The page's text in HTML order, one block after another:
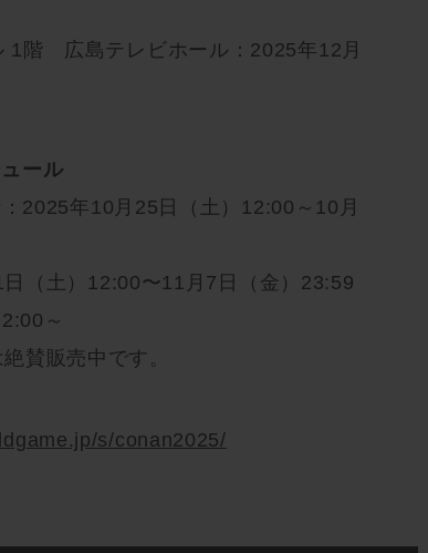
1階 広島テレビホール：2025年12月
ール
2025年10月25日（土）12:00～10月
（土）12:00〜11月7日（金）23:59
～
賛販売中です。
s/conan2025/